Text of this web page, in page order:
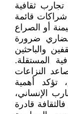
ثقافية
شراكات قائمة
أو الصراع
ضرورة
والباحثين
المستقلة.
النزاعات
تؤكد أهمية
الإنساني،
قادرة